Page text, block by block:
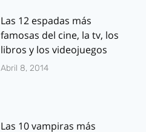
Las 12 espadas más
famosas del cine, la tv, los
libros y los videojuegos
Abril 8, 2014
Las 10 vampiras más